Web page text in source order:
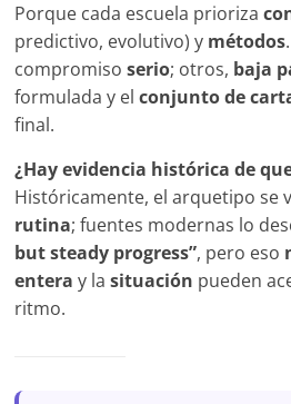
Porque cada escuela prioriza
predictivo, evolutivo) y métodos
compromisoserio; otros, baja
formulada y elconjunto de
final.
¿Hay evidencia histórica de
Históricamente, el arquetipo se
rutina; fuentes modernas lo
but steady progress”, pero eso
entera y lasituación pueden
ritmo.